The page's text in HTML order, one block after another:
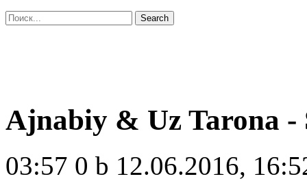
Ajnabiy & Uz Tarona -
03:57 0 b 12.06.2016,